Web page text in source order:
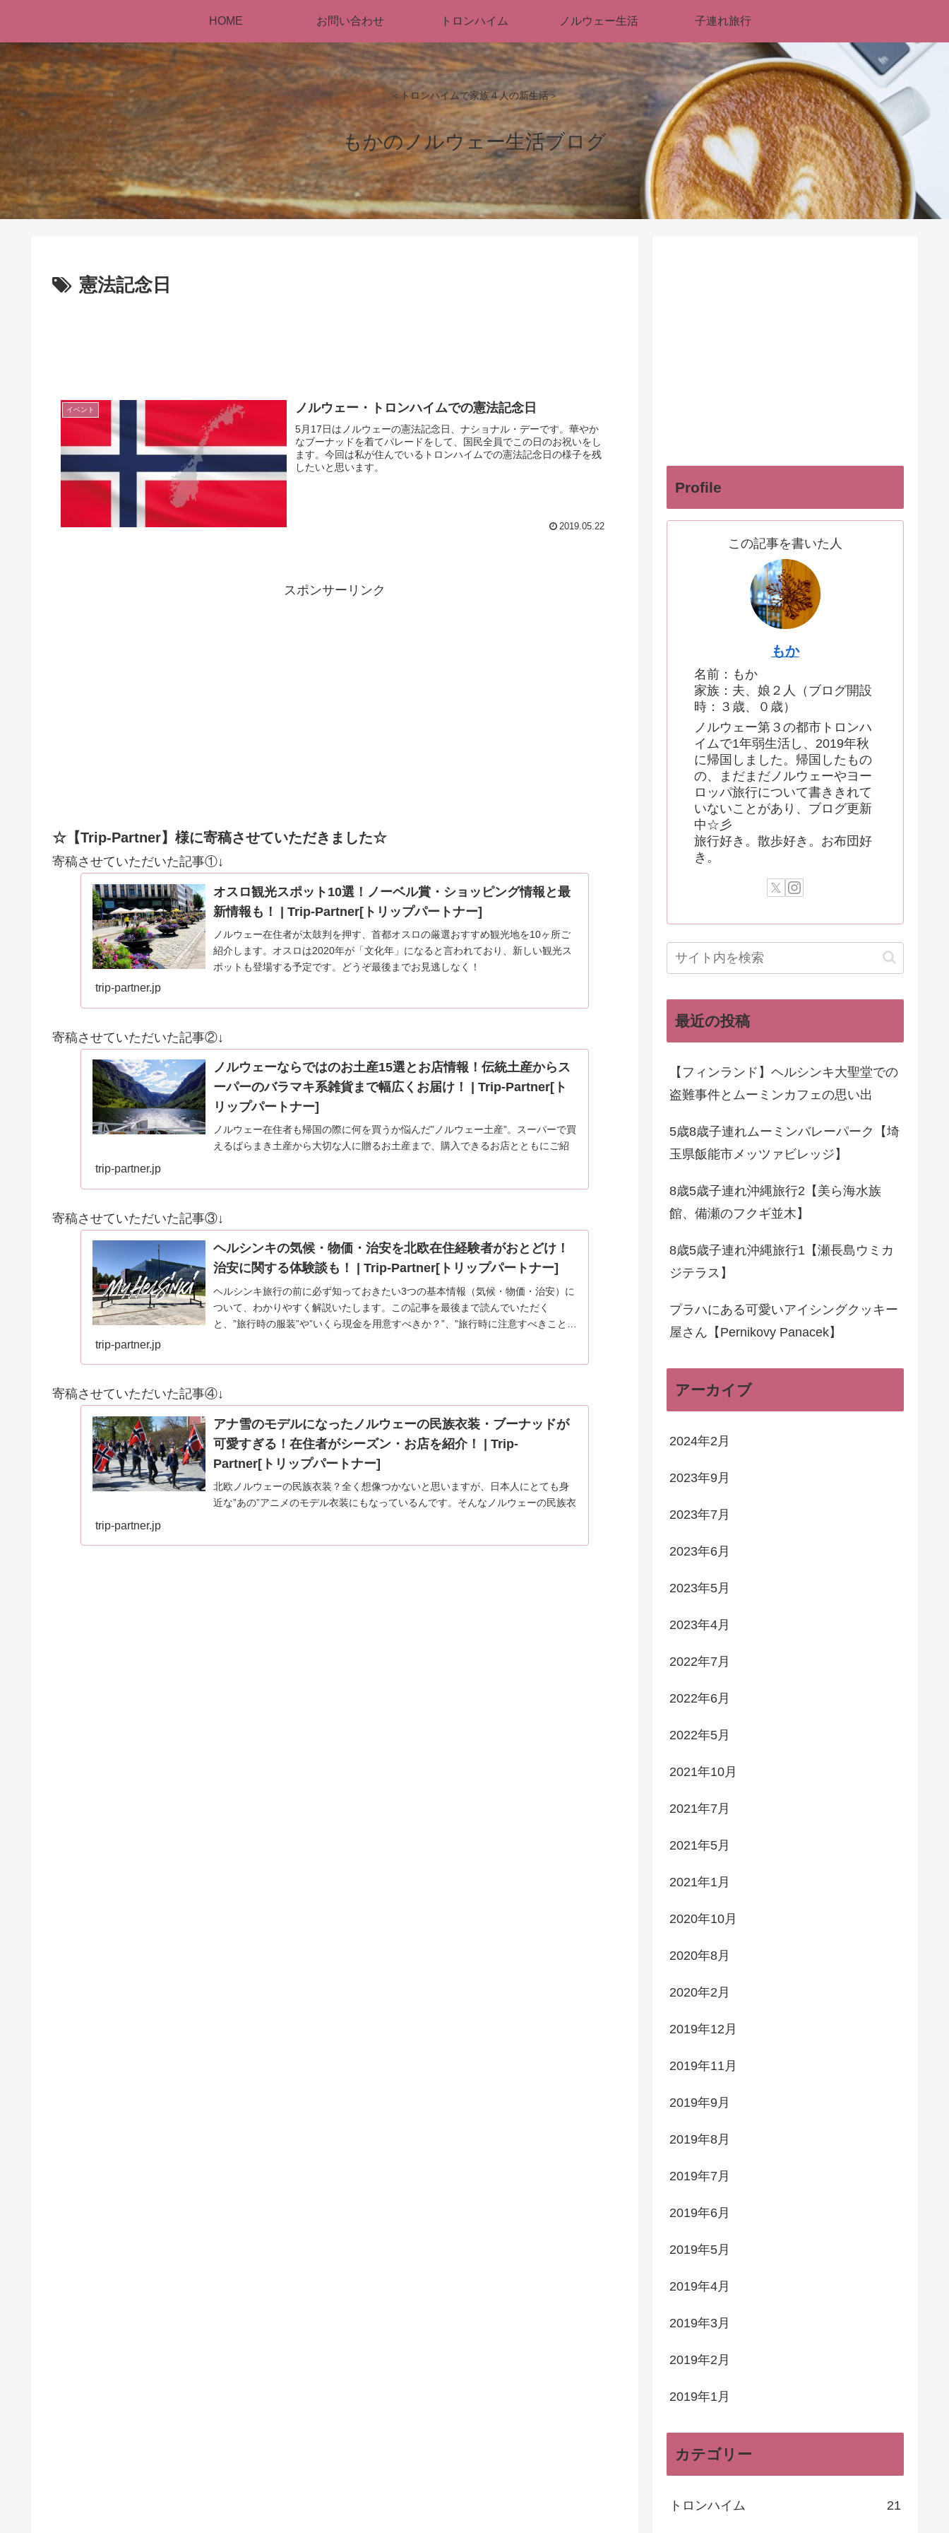
＜トロンハイムで家族４人の新生活＞
もかのノルウェー生活ブログ
HOME お問い合わせ トロンハイム ノルウェー生活 子連れ旅行
憲法記念日
イベント ノルウェー・トロンハイムでの憲法記念日
5月17日はノルウェーの憲法記念日、ナショナル・デーです。華やか
なブーナッドを着てパレードをして、国民全員でこの日のお祝いをし
ます。今回は私が住んでいるトロンハイムでの憲法記念日の様子を残
したいと思います。
2019.05.22
スポンサーリンク
☆【Trip-Partner】様に寄稿させていただきました☆
寄稿させていただいた記事①↓
オスロ観光スポット10選！ノーベル賞・ショッピング情報と最
新情報も！ | Trip-Partner[トリップパートナー]
ノルウェー在住者が太鼓判を押す、首都オスロの厳選おすすめ観光地を10ヶ所ご
紹介します。オスロは2020年が「文化年」になると言われており、新しい観光ス
ポットも登場する予定です。どうぞ最後までお見逃しなく！
trip-partner.jp
寄稿させていただいた記事②↓
ノルウェーならではのお土産15選とお店情報！伝統土産からス
ーパーのバラマキ系雑貨まで幅広くお届け！ | Trip-Partner[ト
リップパートナー]
ノルウェー在住者も帰国の際に何を買うか悩んだ”ノルウェー土産”。スーパーで買
えるばらまき土産から大切な人に贈るお土産まで、購入できるお店とともにご紹
trip-partner.jp
寄稿させていただいた記事③↓
ヘルシンキの気候・物価・治安を北欧在住経験者がおとどけ！
治安に関する体験談も！ | Trip-Partner[トリップパートナー]
ヘルシンキ旅行の前に必ず知っておきたい3つの基本情報（気候・物価・治安）に
ついて、わかりやすく解説いたします。この記事を最後まで読んでいただく
と、”旅行時の服装”や”いくら現金を用意すべきか？”、”旅行時に注意すべきことは
trip-partner.jp
寄稿させていただいた記事④↓
アナ雪のモデルになったノルウェーの民族衣装・ブーナッドが
可愛すぎる！在住者がシーズン・お店を紹介！ | Trip-
Partner[トリップパートナー]
北欧ノルウェーの民族衣装？全く想像つかないと思いますが、日本人にとても身
近な”あの”アニメのモデル衣装にもなっているんです。そんなノルウェーの民族衣
trip-partner.jp
Profile
この記事を書いた人
もか
名前：もか
家族：夫、娘２人（ブログ開設
時：３歳、０歳）
ノルウェー第３の都市トロンハ
イムで1年弱生活し、2019年秋
に帰国しました。帰国したもの
の、まだまだノルウェーやヨー
ロッパ旅行について書ききれて
いないことがあり、ブログ更新
中☆彡
旅行好き。散歩好き。お布団好
き。
最近の投稿
【フィンランド】ヘルシンキ大聖堂での
盗難事件とムーミンカフェの思い出
5歳8歳子連れムーミンバレーパーク【埼
玉県飯能市メッツァビレッジ】
8歳5歳子連れ沖縄旅行2【美ら海水族
館、備瀬のフクギ並木】
8歳5歳子連れ沖縄旅行1【瀬長島ウミカ
ジテラス】
プラハにある可愛いアイシングクッキー
屋さん【Pernikovy Panacek】
アーカイブ
2024年2月
2023年9月
2023年7月
2023年6月
2023年5月
2023年4月
2022年7月
2022年6月
2022年5月
2021年10月
2021年7月
2021年5月
2021年1月
2020年10月
2020年8月
2020年2月
2019年12月
2019年11月
2019年9月
2019年8月
2019年7月
2019年6月
2019年5月
2019年4月
2019年3月
2019年2月
2019年1月
カテゴリー
トロンハイム 21